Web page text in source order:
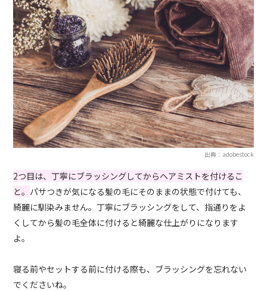
出典：adobestock
2つ目は、丁寧にブラッシングしてからヘアミストを付けるこ
と。 パサつきが気になる髪の毛にそのままの状態で付けても、
綺麗に馴染みません。丁寧にブラッシングをして、指通りをよ
くしてから髪の毛全体に付けると綺麗な仕上がりになります
よ。
寝る前やセットする前に付ける際も、ブラッシングを忘れない
でくださいね。